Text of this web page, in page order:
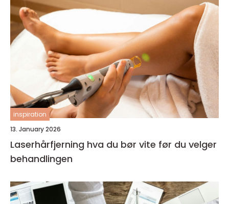
inspiration
13. January 2026
Laserhårfjerning hva du bør vite før du velger
behandlingen